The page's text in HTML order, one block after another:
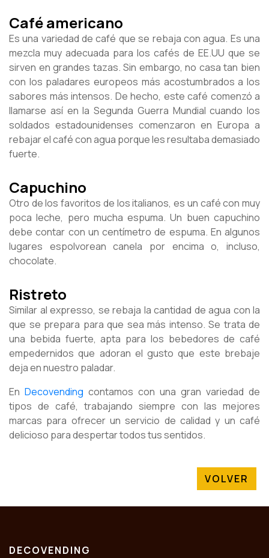
Café americano
Es una variedad de café que se rebaja con agua. Es una
mezcla muy adecuada para los cafés de EE.UU que se
sirven en grandes tazas. Sin embargo, no casa tan bien
con los paladares europeos más acostumbrados a los
sabores más intensos. De hecho, este café comenzó a
llamarse así en la Segunda Guerra Mundial cuando los
soldados estadounidenses comenzaron en Europa a
rebajar el café con agua porque les resultaba demasiado
fuerte.
Capuchino
Otro de los favoritos de los italianos, es un café con muy
poca leche, pero mucha espuma. Un buen capuchino
debe contar con un centímetro de espuma. En algunos
lugares espolvorean canela por encima o, incluso,
chocolate.
Ristreto
Similar al expresso, se rebaja la cantidad de agua con la
que se prepara para que sea más intenso. Se trata de
una bebida fuerte, apta para los bebedores de café
empedernidos que adoran el gusto que este brebaje
deja en nuestro paladar.
En Decovending contamos con una gran variedad de
tipos de café, trabajando siempre con las mejores
marcas para ofrecer un servicio de calidad y un café
delicioso para despertar todos tus sentidos.
VOLVER
DECOVENDING